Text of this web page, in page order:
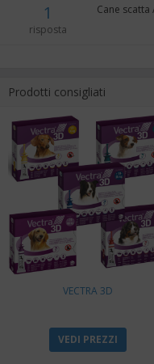
1
risposta
Cane
Prodotti consigliati
VECTRA 3D
VEDI PREZZI